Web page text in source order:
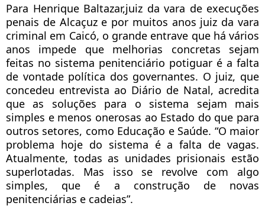
Para Henrique Baltazar,juiz da vara de execuções
penais de Alcaçuz e por muitos anos juiz da vara
criminal em Caicó, o grande entrave que há vários
anos impede que melhorias concretas sejam
feitas no sistema penitenciário potiguar é a falta
de vontade política dos governantes. O juiz, que
concedeu entrevista ao Diário de Natal, acredita
que as soluções para o sistema sejam mais
simples e menos onerosas ao Estado do que para
outros setores, como Educação e Saúde. “O maior
problema hoje do sistema é a falta de vagas.
Atualmente, todas as unidades prisionais estão
superlotadas. Mas isso se revolve com algo
simples, que é a construção de novas
penitenciárias e cadeias”.